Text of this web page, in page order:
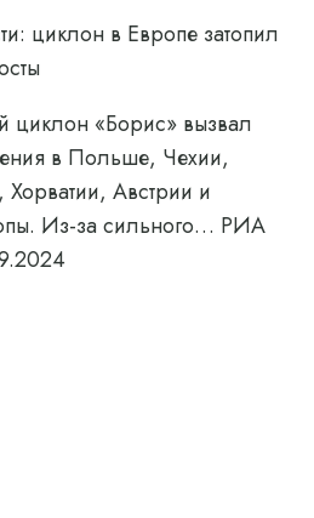
циклон в Европе затопил
циклон «Борис» вызвал
в Польше, Чехии,
Австрии и
Из-за сильного… РИА